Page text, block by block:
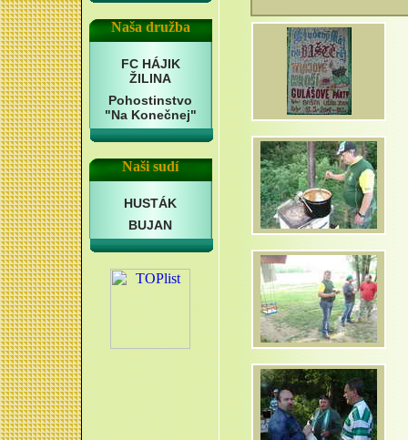
Naša družba
FC HÁJIK
ŽILINA
Pohostinstvo
"Na Konečnej"
Naši sudí
HUSTÁK
BUJAN